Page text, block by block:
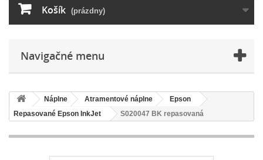
Košík (prázdny)
Navigačné menu
Náplne Atramentové náplne
Epson
Repasované Epson InkJet
S020047 BK repasovaná